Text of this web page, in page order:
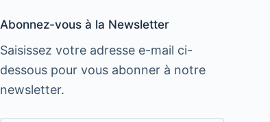
Abonnez-vous à la Newsletter
Saisissez votre adresse e-mail ci-
dessous pour vous abonner à notre
newsletter.